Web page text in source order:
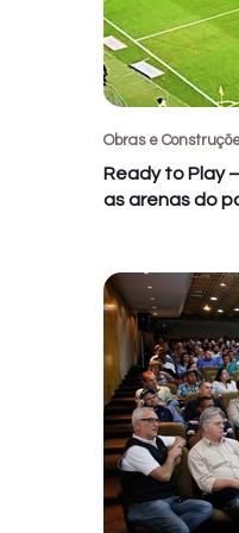
Obras e
Ready to Play
as arenas do